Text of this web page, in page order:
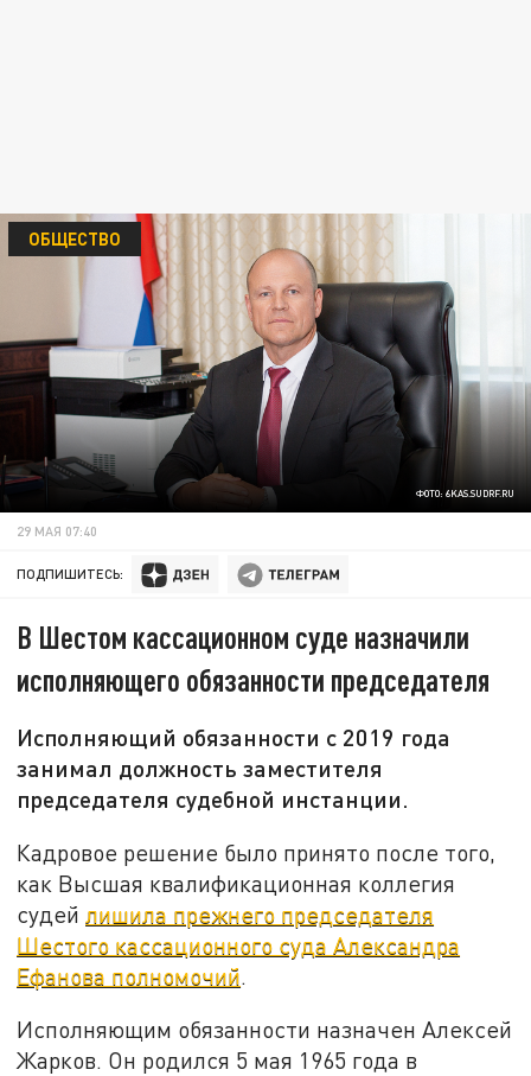
ФОТО: 6KAS.SUDRF.RU
ОБЩЕСТВО
29 МАЯ 07:40
ПОДПИШИТЕСЬ:
В Шестом кассационном суде назначили
исполняющего обязанности председателя
Исполняющий обязанности с 2019 года
занимал должность заместителя
председателя судебной инстанции.
Кадровое решение было принято после того,
как Высшая квалификационная коллегия
судейлишила прежнего председателя
Шестого кассационного суда Александра
Ефанова полномочий.
Исполняющим обязанности назначен Алексей
Жарков. Он родился 5 мая 1965 года в